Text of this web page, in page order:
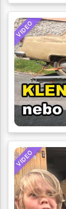
VIDEO
VIDEO